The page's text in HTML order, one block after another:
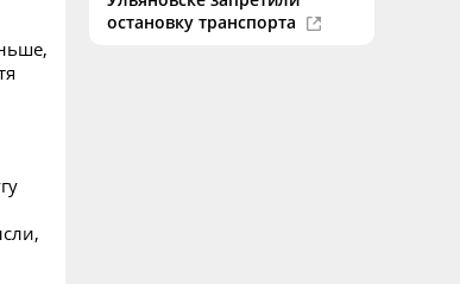
остановку транспорта